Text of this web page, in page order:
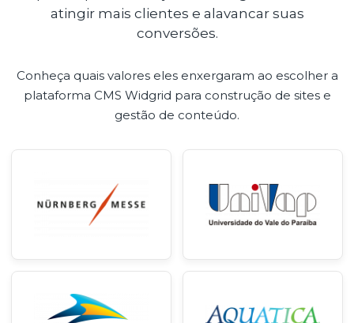
atingir mais clientes e alavancar suas
conversões.
Conheça quais valores eles enxergaram ao escolher a
plataforma CMS Widgrid para construção de sites e
gestão de conteúdo.